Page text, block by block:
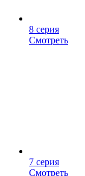
8 серия
Смотреть
7 серия
Смотреть